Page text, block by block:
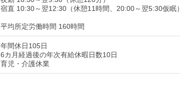
宿直 10:30～翌12:30（休憩11時間、20:00～翌5:30仮眠）
平均所定労働時間 160時間
年間休日105日
6カ月経過後の年次有給休暇日数10日
育児・介護休業